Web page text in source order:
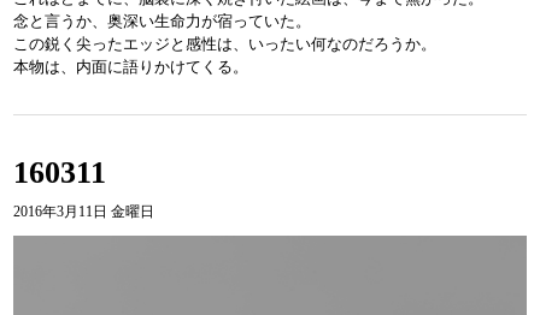
念と言うか、奥深い生命力が宿っていた。
この鋭く尖ったエッジと感性は、いったい何なのだろうか。
本物は、内面に語りかけてくる。
160311
2016年3月11日 金曜日